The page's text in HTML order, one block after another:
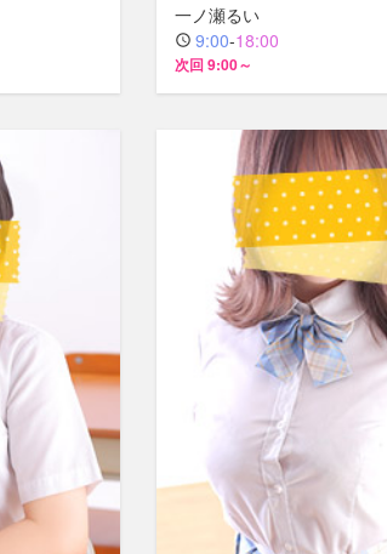
一ノ瀬るい
9:00-18:00
次回 9:00～